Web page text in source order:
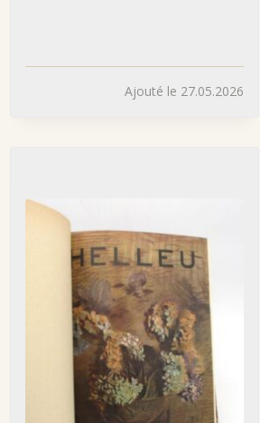
Ajouté le 27.05.2026